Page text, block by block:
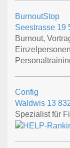
BurnoutStop
Seestrasse 19
Burnout,
Config
Waldwis 13
Spezialist für